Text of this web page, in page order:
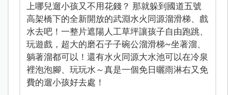
上哪兒遛小孩又不用花錢？ 那就躲到國道五號
高架橋下的全新開放的武淵水火同源溜滑梯、戲
水去吧！一整片遮陽人工草坪讓孩子自由跑跳、
玩遊戲，超大的磨石子子碗公溜滑梯~坐著溜、
躺著溜都可以！還有水火同源大水池可以在冷泉
裡泡泡腳、玩玩水～真是一個免日曬雨淋右又免
費的遛小孩好去處！